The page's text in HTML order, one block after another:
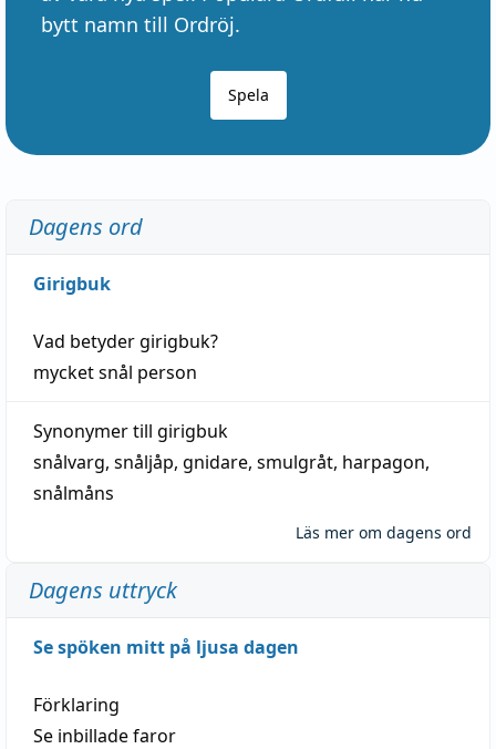
bytt namn till Ordröj.
Spela
Dagens ord
Girigbuk
Vad betydergirigbuk?
mycketsnål person
Synonymer till girigbuk
snålvarg, snåljåp, gnidare, smulgråt, harpagon,
snålmåns
Läs mer om dagens ord
Dagens uttryck
Se spöken mitt på ljusa dagen
Förklaring
Se inbillade faror